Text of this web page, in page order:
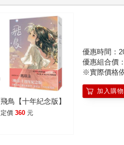
飛鳥【十年紀念版】
定價 360 元
優惠時間：
優惠組合價：
※實際價格
加入購